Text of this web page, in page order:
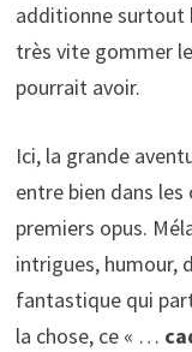
additionne surtout
très vite gommer
pourrait avoir.
Ici, la grande
entre bien dans
premiers opus.
intrigues, humour,
fantastique qui
la chose, ce « …